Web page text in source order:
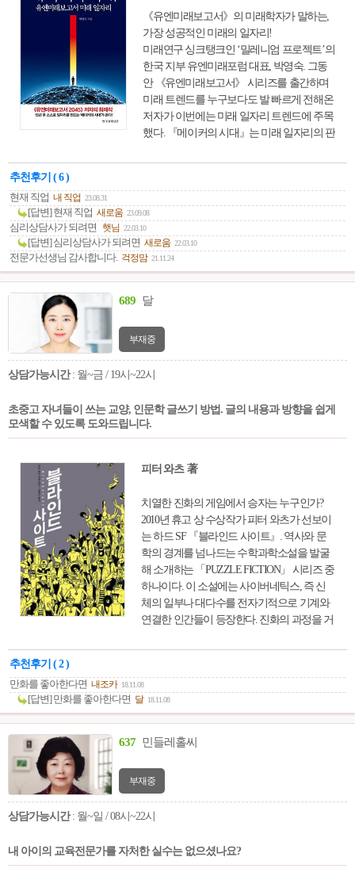
《유엔미래보고서》의 미래학자가 말하는,
가장 성공적인 미래의 일자리!
미래연구 싱크탱크인 ‘밀레니엄 프로젝트’의
한국 지부 유엔미래포럼 대표, 박영숙. 그동
안 《유엔미래보고서》 시리즈를 출간하며
미래 트렌드를 누구보다도 발 빠르게 전해온
저자가 이번에는 미래 일자리 트렌드에 주목
했다. 『메이커의 시대』는 미래 일자리의 판
완성될 2050년까지 심도 깊게 파헤친 일자리
육, 의료가 무료화 되고, 인간이 하는 일을 대
부분 기계, 센서, 칩, 로봇이 대신하게 되면서
일을 해야 할 필요가 없는 시대가 온다고 진
단한다. 단순히 일자리가 사라지는 것이 아니
라 일자리의 개념이 바뀌게 된다는 것. 즉, 일
은 생계를 위해 어쩔 수 없이 짊어져야 하는
내고 제품을 만들어 창의성을 발현하는 ‘메
이커(Maker, 1인 기업)’시대가 열리게 될 것이
미래에 대한 구체적인 청사진을 제시하는 이
사회적 변화에 대한 전망한다. 그리고 개인의
열정을 창출하는 창업에 불이 붙고, 사람들을
커 운동이 활발히 일어날 것이라 내다본다.
시키는지, 그로 인해 어떤 일자리가 사라지고
생겨나는지를 미리 아는 것만으로도 미래의
비즈니스를 준비하고 성공하는 첫걸음이 될
것이다.
추천후기 ( 6 )
현재 직업 내 직업 23.08.31
[답변] 현재 직업 새로움 23.09.08
심리상담사가 되려면 햇님 22.03.10
[답변] 심리상담사가 되려면 새로움 22.03.10
전문가선생님 감사합니다. 걱정맘 21.11.24
689 달
부재중
상담가능시간: 월~금 / 19시~22시
초중고 자녀들이 쓰는 교양, 인문학 글쓰기 방법. 글의 내용과 방향을 쉽게
모색할 수 있도록 도와드립니다.
피터 와츠 著
치열한 진화의 게임에서 승자는 누구인가?
2010년 휴고 상 수상작가 피터 와츠가 선보이
는 하드 SF 『블라인드 사이트』. 역사와 문
학의 경계를 넘나드는 수학과학소설을 발굴
해 소개하는 「PUZZLE FICTION」 시리즈 중
하나이다. 이 소설에는 사이버네틱스, 즉 신
체의 일부나 대다수를 전자기적으로 기계와
연결한 인간들이 등장한다. 진화의 과정을 거
종족들 간의 치열한 전쟁이 펼쳐진다. 인간이
람들에게 각성의 메시지를 전하며, 인간이라
는 생명체를 되돌아보게 한다.
추천후기 ( 2 )
만화를 좋아한다면 내조카 18.11.08
[답변] 만화를 좋아한다면 달 18.11.08
637 민들레홀씨
부재중
상담가능시간: 월~일 / 08시~22시
내 아이의 교육전문가를 자처한 실수는 없으셨나요?